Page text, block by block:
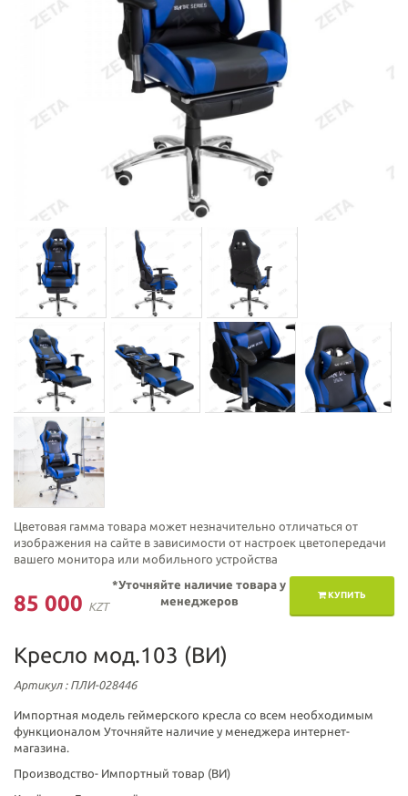
Цветовая гамма товара может незначительно отличаться от
изображения на сайте в зависимости от настроек цветопередачи
вашего монитора или мобильного устройства
85 000 KZT
КУПИТЬ
*Уточняйте наличие товара у
менеджеров
Кресло мод.103 (ВИ)
Артикул: ПЛИ-028446
Импортная модель геймерского кресла со всем необходимым
функционалом Уточняйте наличие у менеджера интернет-
магазина.
Производство- Импортный товар (ВИ)